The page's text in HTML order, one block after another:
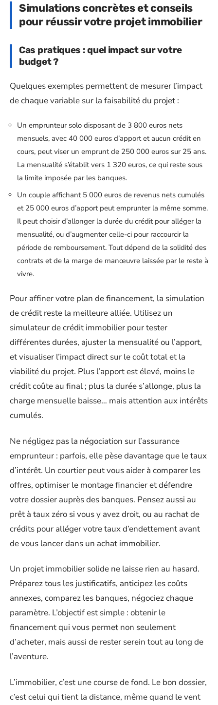
Simulations concrètes et conseils
pour réussir votre projet immobilier
Cas pratiques : quel impact sur votre
budget ?
Quelques exemples permettent de mesurer l’impact
de chaque variable sur la faisabilité du projet :
Un emprunteur solo disposant de 3 800 euros nets
mensuels, avec 40 000 euros d’apport et aucun crédit en
cours, peut viser un emprunt de 250 000 euros sur 25 ans.
La mensualité s’établit vers 1 320 euros, ce qui reste sous
la limite imposée par les banques.
Un couple affichant 5 000 euros de revenus nets cumulés
et 25 000 euros d’apport peut emprunter la même somme.
Il peut choisir d’allonger la durée du crédit pour alléger la
mensualité, ou d’augmenter celle-ci pour raccourcir la
période de remboursement. Tout dépend de la solidité des
contrats et de la marge de manœuvre laissée par le reste à
vivre.
Pour affiner votre plan de financement, la simulation
de crédit reste la meilleure alliée. Utilisez un
simulateur de crédit immobilier pour tester
différentes durées, ajuster la mensualité ou l’apport,
et visualiser l’impact direct sur le coût total et la
viabilité du projet. Plus l’apport est élevé, moins le
crédit coûte au final ; plus la durée s’allonge, plus la
charge mensuelle baisse… mais attention aux intérêts
cumulés.
Ne négligez pas la négociation sur l’assurance
emprunteur : parfois, elle pèse davantage que le taux
d’intérêt. Un courtier peut vous aider à comparer les
offres, optimiser le montage financier et défendre
votre dossier auprès des banques. Pensez aussi au
prêt à taux zéro si vous y avez droit, ou au rachat de
crédits pour alléger votre taux d’endettement avant
de vous lancer dans un achat immobilier.
Un projet immobilier solide ne laisse rien au hasard.
Préparez tous les justificatifs, anticipez les coûts
annexes, comparez les banques, négociez chaque
paramètre. L’objectif est simple : obtenir le
financement qui vous permet non seulement
d’acheter, mais aussi de rester serein tout au long de
l’aventure.
L’immobilier, c’est une course de fond. Le bon dossier,
c’est celui qui tient la distance, même quand le vent